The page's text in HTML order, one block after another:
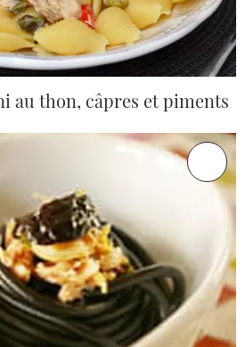
au thon, câpres et piments